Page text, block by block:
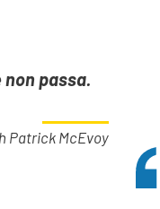
passa.
Patrick McEvoy